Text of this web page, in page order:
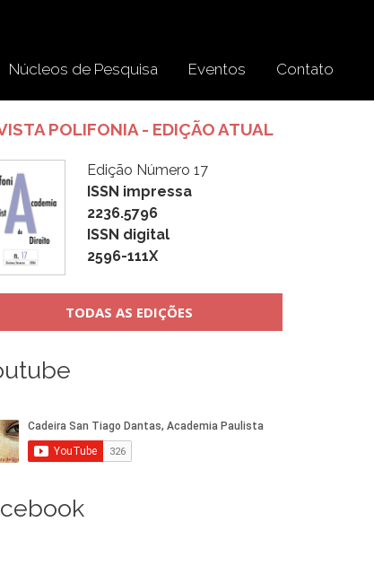
Núcleos de Pesquisa Eventos Contato
POLIFONIA - EDIÇÃO ATUAL
Edição Número 17
ISSN impressa
2236.5796
ISSN digital
2596-111X
TODAS AS EDIÇÕES